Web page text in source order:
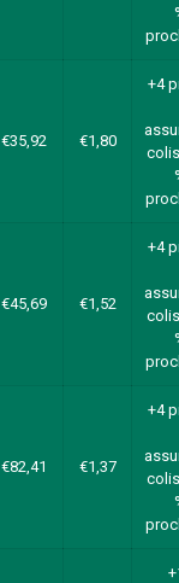
€35,92 €1,80
+4
€45,69 €1,52
+4
€82,41 €1,37
+4